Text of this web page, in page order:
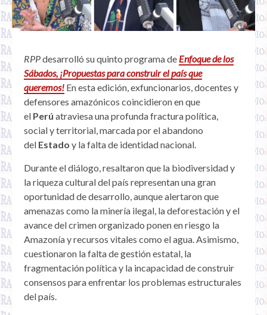
RPPdesarrolló su quinto programa de Enfoque de los
Sábados, ¡Propuestas para construir el país que
queremos! En esta edición, exfuncionarios, docentes y
defensores amazónicos coincidieron en que
el Perú atraviesa una profunda fractura política,
social y territorial, marcada por el abandono
del Estado y la falta de identidad nacional.
Durante el diálogo, resaltaron que la biodiversidad y
la riqueza cultural del país representan una gran
oportunidad de desarrollo, aunque alertaron que
amenazas como la minería ilegal, la deforestación y el
avance del crimen organizado ponen en riesgo la
Amazonía y recursos vitales como el agua. Asimismo,
cuestionaron la falta de gestión estatal, la
fragmentación política y la incapacidad de construir
consensos para enfrentar los problemas estructurales
del país.